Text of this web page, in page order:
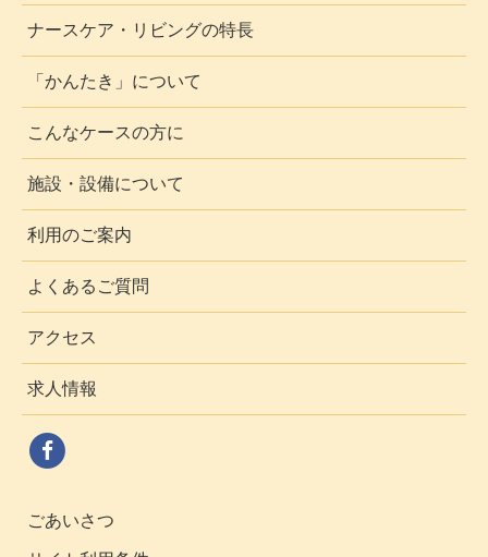
ナースケア・リビングの特長
「かんたき」について
こんなケースの方に
施設・設備について
利用のご案内
よくあるご質問
アクセス
求人情報
ごあいさつ